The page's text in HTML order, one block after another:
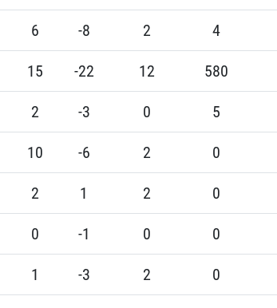
6 -8 2 4
15 -22 12 580
2 -3 0 5
10 -6 2 0
2 1 2 0
0 -1 0 0
1 -3 2 0